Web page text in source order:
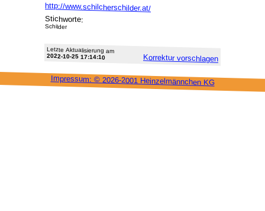
http://www.schilcherschilder.at/
Stichworte:
Schilder
Letzte Aktu­alisie­rung am
2022-10-25 17:14:10 Korrektur vor­schlagen
Impressum: © 2026-2001 Heinzel­männchen KG